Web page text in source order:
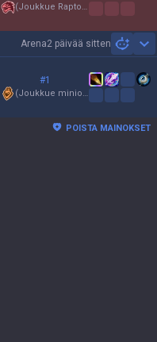
(Joukkue Raptorit
Arena2 päivää sitten
#1
(Joukkue minionit
POISTA MAINOKSET